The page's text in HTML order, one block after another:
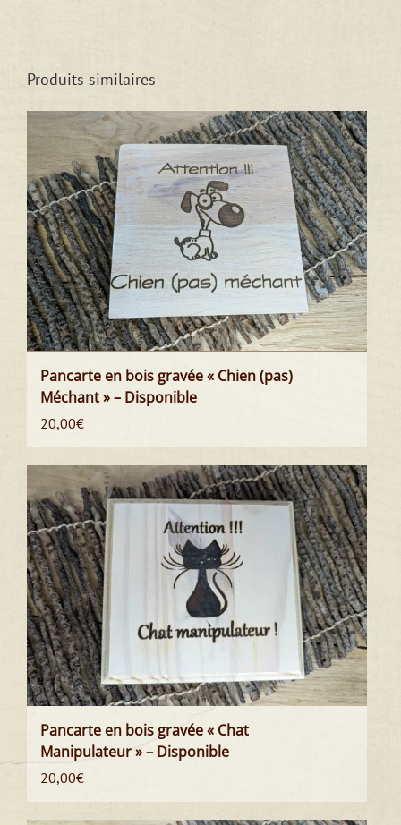
Produits similaires
Pancarte en bois gravée « Chien (pas)
Méchant » – Disponible
20,00€
Pancarte en bois gravée « Chat
Manipulateur » – Disponible
20,00€